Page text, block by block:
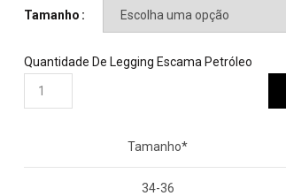
Tamanho
Quantidade De Legging Escama Petróleo
Tamanho*
34-36